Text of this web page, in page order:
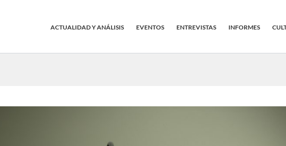
ACTUALIDAD Y ANÁLISIS EVENTOS ENTREVISTAS INFORMES